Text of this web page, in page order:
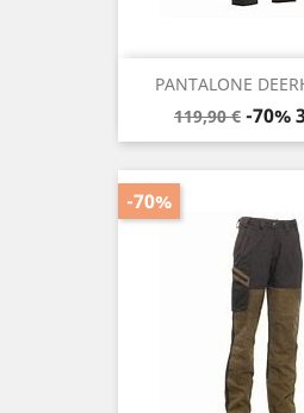
PANTALONE
Prezzo
base
119,90 € -70%
-70%